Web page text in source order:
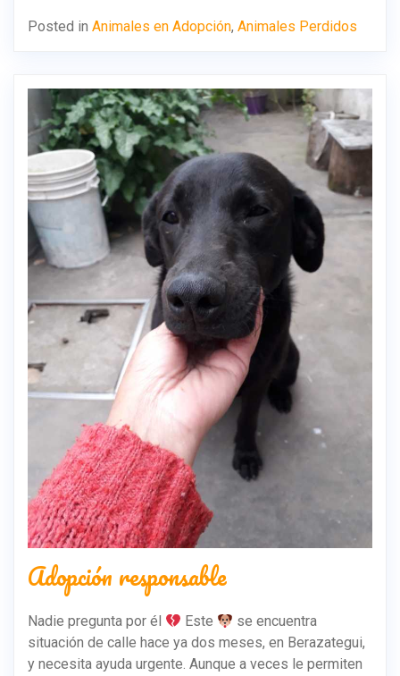
Posted in Animales en Adopción, Animales Perdidos
Adopción responsable
Nadie pregunta por él Este
se encuentra
situación de calle hace ya dos meses, en Berazategui,
y necesita ayuda urgente. Aunque a veces le permiten